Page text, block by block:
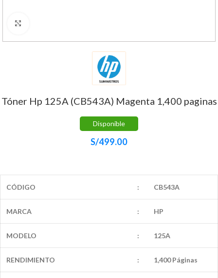
Tóner Hp 125A (CB543A) Magenta 1,400 paginas
Disponible
S/499.00
CÓDIGO : CB543A
MARCA : HP
MODELO : 125A
RENDIMIENTO : 1,400 Páginas